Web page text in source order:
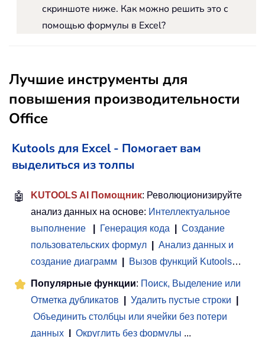
скриншоте ниже. Как можно решить это с
помощью формулы в Excel?
Лучшие инструменты для
повышения производительности
Office
Kutools для Excel - Помогает вам
выделиться из толпы
🤖 KUTOOLS AI Помощник: Революционизируйте
анализ данных на основе: Интеллектуальное
выполнение
Генерация кода
Создание
пользовательских формул
Анализ данных и
создание диаграмм
Вызов функций Kutools…
Популярные функции: Поиск, Выделение или
Отметка дубликатов
Удалить пустые строки
Объединить столбцы или ячейки без потери
данных
Округлить без формулы ...